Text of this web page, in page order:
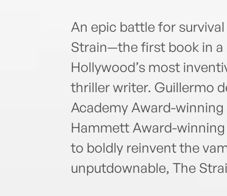
An epic battle for
Strain—the first book in
Hollywood’s most
thriller writer. Guillermo
Academy Award-winning
Hammett Award-
to boldly reinvent the
unputdownable, The